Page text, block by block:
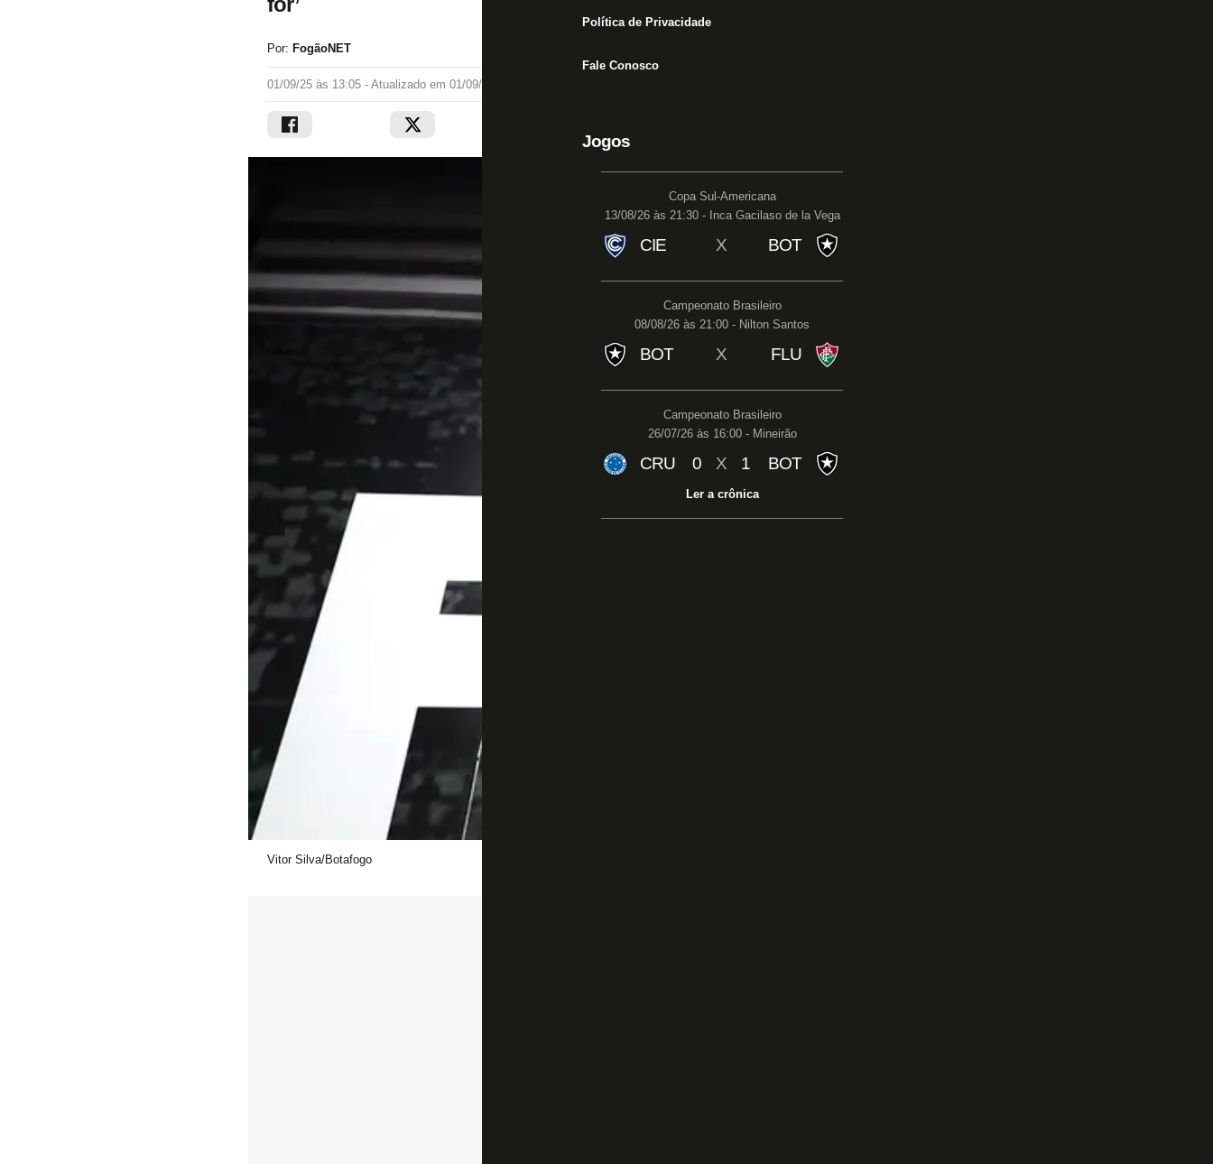
Política de Privacidade
Fale Conosco
Jogos
Copa Sul-Americana
13/08/26 às 21:30 - Inca Gacilaso de la Vega
CIE X BOT
Campeonato Brasileiro
08/08/26 às 21:00 - Nilton Santos
BOT X FLU
Campeonato Brasileiro
26/07/26 às 16:00 - Mineirão
CRU 0 X 1 BOT
Ler a crônica
Por: FogãoNET
01/09/25 às 13:05 - Atualizado em 01/09/25 às 13:15
Vitor Silva/Botafogo